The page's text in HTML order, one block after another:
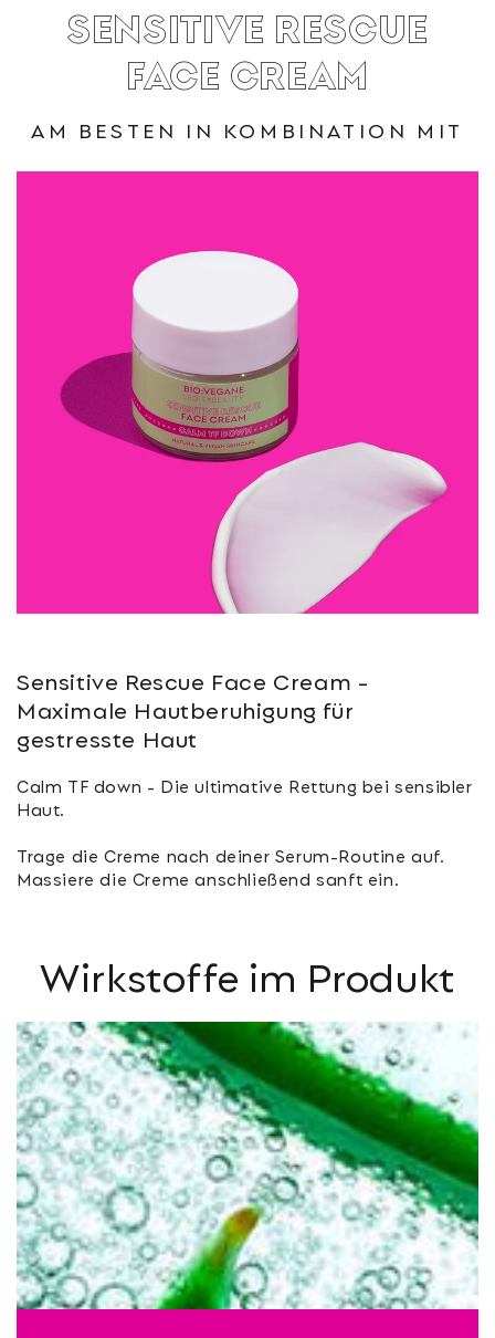
SENSITIVE RESCUE
FACE CREAM
AM BESTEN IN KOMBINATION MIT
Sensitive Rescue Face Cream -
Maximale Hautberuhigung für
gestresste Haut
Calm TF down - Die ultimative Rettung bei sensibler
Haut.
Trage die Creme nach deiner Serum-Routine auf.
Massiere die Creme anschließend sanft ein.
Wirkstoffe im Produkt